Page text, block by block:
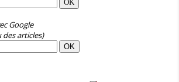
Google
des articles)